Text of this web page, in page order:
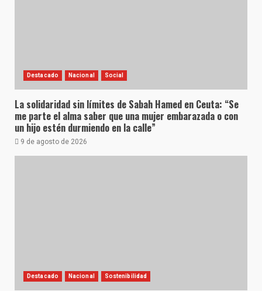
Destacado Nacional Social
La solidaridad sin límites de Sabah Hamed en Ceuta: “Se
me parte el alma saber que una mujer embarazada o con
un hijo estén durmiendo en la calle”
9 de agosto de 2026
Destacado Nacional Sostenibilidad